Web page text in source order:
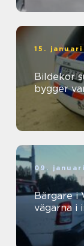
15.
Bildekor sundsvall
bygger
09.
Bärgare i
vägarna i